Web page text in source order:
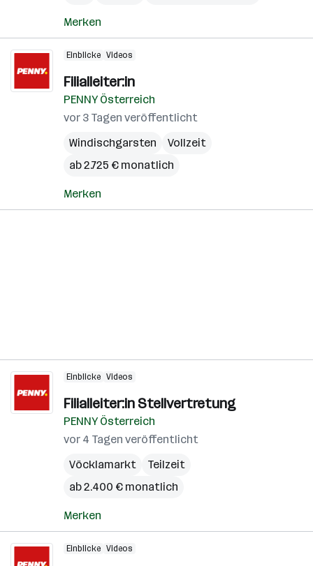
Merken
Einblicke Videos
Filialleiter:in
PENNY Österreich
vor 3 Tagen veröffentlicht
Windischgarsten
Vollzeit
ab 2.725 € monatlich
Merken
Einblicke Videos
Filialleiter:in Stellvertretung
PENNY Österreich
vor 4 Tagen veröffentlicht
Vöcklamarkt
Teilzeit
ab 2.400 € monatlich
Merken
Einblicke Videos